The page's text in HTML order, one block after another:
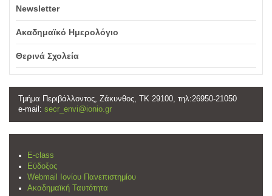
Newsletter
Ακαδημαϊκό Ημερολόγιο
Θερινά Σχολεία
Τμήμα Περιβάλλοντος, Ζάκυνθος, ΤΚ 29100, τηλ:26950-21050
e-mail: secr_envi@ionio.gr
E-class
Εύδοξος
Webmail Ιονίου Πανεπιστημίου
Ακαδημαϊκή Ταυτότητα